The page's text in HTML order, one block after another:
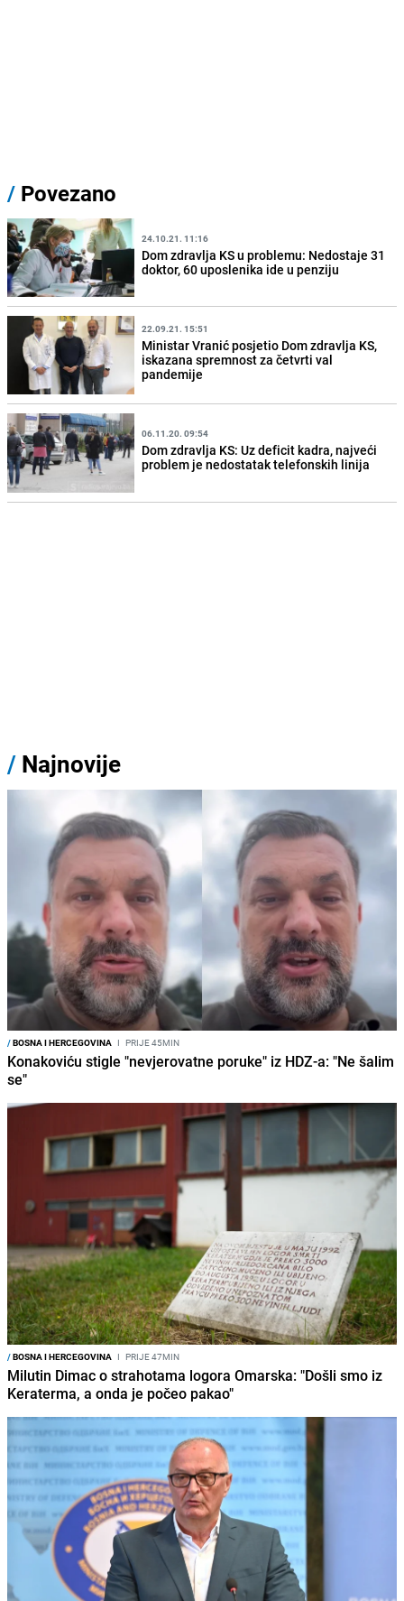
/ Povezano
24.10.21. 11:16
Dom zdravlja KS u problemu: Nedostaje 31
doktor, 60 uposlenika ide u penziju
22.09.21. 15:51
Ministar Vranić posjetio Dom zdravlja KS,
iskazana spremnost za četvrti val
pandemije
06.11.20. 09:54
Dom zdravlja KS: Uz deficit kadra, najveći
problem je nedostatak telefonskih linija
/ Najnovije
/BOSNA I HERCEGOVINA I PRIJE 45MIN
Konakoviću stigle "nevjerovatne poruke" iz HDZ-a: "Ne šalim
se"
/BOSNA I HERCEGOVINA I PRIJE 47MIN
Milutin Dimac o strahotama logora Omarska: "Došli smo iz
Keraterma, a onda je počeo pakao"